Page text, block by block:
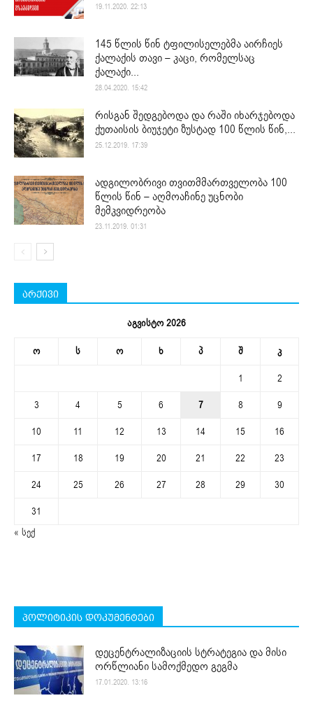
19.11.2020. 22:13
145 წლის წინ ტფილისელებმა აირჩიეს
ქალაქის თავი – კაცი, რომელსაც
ქალაქი...
28.04.2020. 15:42
რისგან შედგებოდა და რაში იხარჯებოდა
ქუთაისის ბიუჯეტი ზუსტად 100 წლის წინ,...
25.12.2019. 17:39
ადგილობრივი თვითმმართველობა 100
წლის წინ – აღმოაჩინე უცნობი
მემკვიდრეობა
23.11.2019. 01:31
არქივი
აგვისტო 2026
ო ს ო ხ პ შ კ
1
2
3
4 5 6 7 8
9
10
11 12 13 14 15
16
17
18 19 20 21 22
23
24
25 26 27 28 29
30
31
« სექ
პოლიტიკის დოკუმენტები
დეცენტრალიზაციის სტრატეგია და მისი
ორწლიანი სამოქმედო გეგმა
17.01.2020. 13:16